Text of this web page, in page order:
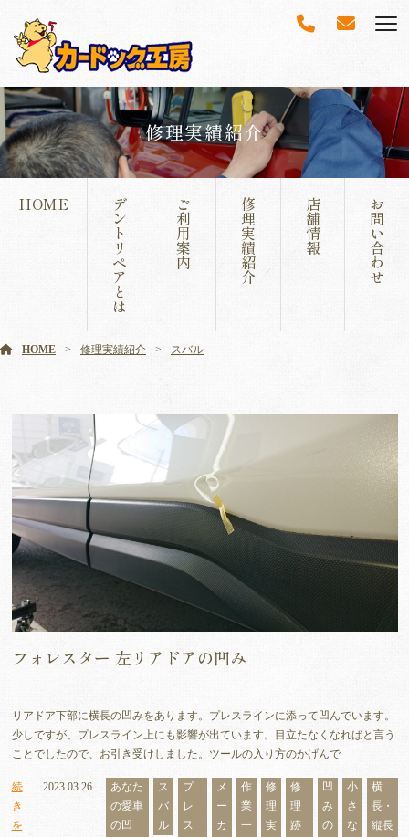
修理実績紹介
HOME デ
ン
ト
リ
ペ
ア
と
は
ご
利
用
案
内
修
理
実
績
紹
介
店
舗
情
報
お
問
い
合
わ
せ
HOME 修理実績紹介 スバル
フォレスター 左リアドアの凹み
リアドア下部に横長の凹みをあります。プレスラインに添って凹んでいます。
少しですが、プレスライン上にも影響が出ています。目立たなくなればと言う
ことでしたので、お引き受けしました。ツールの入り方のかげんで
続
き
を
2023.03.26
あなた
の愛車
の凹
ス
バ
ル
プ
レ
ス
メ
ー
カ
作
業
一
修
理
実
修
理
跡
凹
み
の
小
さ
な
横
長・
縦長